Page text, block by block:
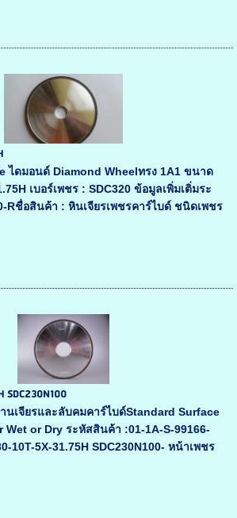
ไดมอนด์ Diamond Wheelทรง 1A1 ขนาด
เบอร์เพชร : SDC320 ข้อมูลเพิ่มเติ่มระ
Rชื่อสินค้า : หินเจียรเพชรคาร์ไบด์ ชนิดเพชร
SDC230N100
นเจียรและลับคมคาร์ไบด์Standard Surface
or Dry ระหัสสินค้า :01-1A-S-99166-
10T-5X-31.75H SDC230N100- หน้าเพชร